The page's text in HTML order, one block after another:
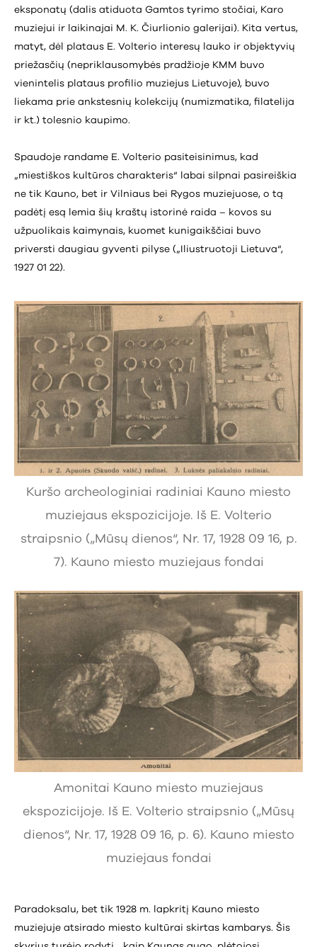
eksponatų (dalis atiduota Gamtos tyrimo stočiai, Karo
muziejui ir laikinajai M. K. Čiurlionio galerijai). Kita vertus,
matyt, dėl plataus E. Volterio interesų lauko ir objektyvių
priežasčių (nepriklausomybės pradžioje KMM buvo
vienintelis plataus profilio muziejus Lietuvoje), buvo
liekama prie ankstesnių kolekcijų (numizmatika, filatelija
ir kt.) tolesnio kaupimo.
Spaudoje randame E. Volterio pasiteisinimus, kad
„miestiškos kultūros charakteris“ labai silpnai pasireiškia
ne tik Kauno, bet ir Vilniaus bei Rygos muziejuose, o tą
padėtį esą lemia šių kraštų istorinė raida – kovos su
užpuolikais kaimynais, kuomet kunigaikščiai buvo
priversti daugiau gyventi pilyse („Iliustruotoji Lietuva“,
1927 01 22).
Kuršo archeologiniai radiniai Kauno miesto
muziejaus ekspozicijoje. Iš E. Volterio
straipsnio („Mūsų dienos“, Nr. 17, 1928 09 16, p.
7). Kauno miesto muziejaus fondai
Amonitai Kauno miesto muziejaus
ekspozicijoje. Iš E. Volterio straipsnio („Mūsų
dienos“, Nr. 17, 1928 09 16, p. 6). Kauno miesto
muziejaus fondai
Paradoksalu, bet tik 1928 m. lapkritį Kauno miesto
muziejuje atsirado miesto kultūrai skirtas kambarys. Šis